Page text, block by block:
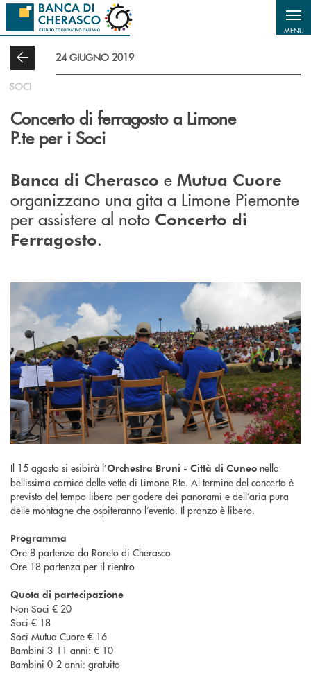
Salta al contenuto principale
MENU
24 GIUGNO 2019
SOCI
Concerto di ferragosto a Limone
P.te per i Soci
Banca di Cherasco e Mutua Cuore
organizzano una gita a Limone Piemonte
per assistere al noto Concerto di
Ferragosto.
Il 15 agosto si esibirà l’Orchestra Bruni - Città di Cuneo nella
bellissima cornice delle vette di Limone P.te. Al termine del concerto è
previsto del tempo libero per godere dei panorami e dell’aria pura
delle montagne che ospiteranno l’evento. Il pranzo è libero.
Programma
Ore 8 partenza da Roreto di Cherasco
Ore 18 partenza per il rientro
Quota di partecipazione
Non Soci € 20
Soci € 18
Soci Mutua Cuore € 16
Bambini 3-11 anni: € 10
Bambini 0-2 anni: gratuito